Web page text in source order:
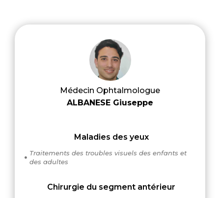
Médecin Ophtalmologue
ALBANESE Giuseppe
Maladies des yeux

Traitements des troubles visuels des enfants et
des adultes
Chirurgie du segment antérieur